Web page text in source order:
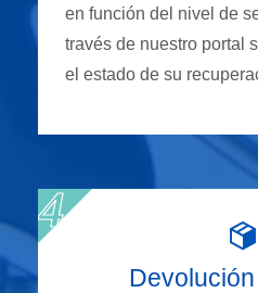
en función del nivel de
través de nuestro portal
el estado de su